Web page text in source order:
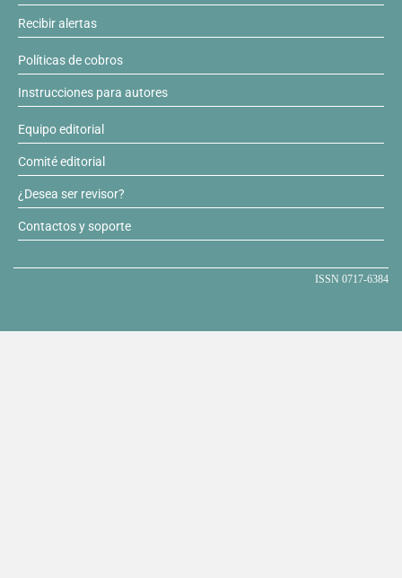
Recibir alertas
Políticas de cobros
Instrucciones para autores
Equipo editorial
Comité editorial
¿Desea ser revisor?
Contactos y soporte
ISSN 0717-6384